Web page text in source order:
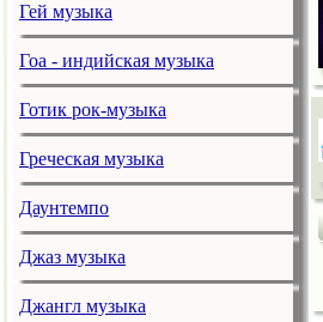
Гей музыка
Гоа - индийская музыка
Готик рок-музыка
Греческая музыка
Даунтемпо
Джаз музыка
Джангл музыка